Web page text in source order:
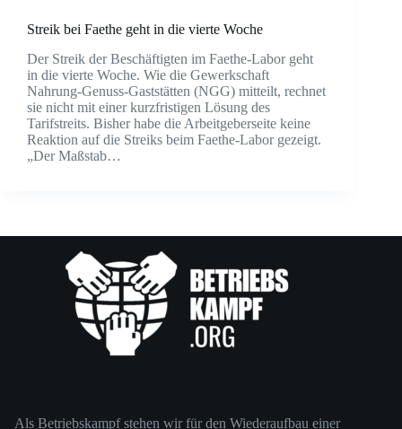
Streik bei Faethe geht in die vierte Woche
Der Streik der Beschäftigten im Fae­the-Labor geht
in die vierte Woche. Wie die Gewerkschaft
Nahrung-Genuss-Gaststätten (NGG) mitteilt, rechnet
sie nicht mit einer kurzfristigen Lösung des
Tarifstreits. Bisher habe die Arbeitgeberseite keine
Reaktion auf die Streiks beim Faethe-Labor gezeigt.
„Der Maßstab…
Als Betriebskampf stehen wir für den Wiederaufbau einer